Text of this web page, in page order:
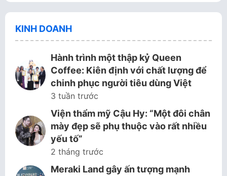
KINH DOANH
Hành trình một thập kỷ Queen
Coffee: Kiên định với chất lượng để
chinh phục người tiêu dùng Việt
3 tuần trước
Viện thẩm mỹ Cậu Hy: “Một đôi chân
mày đẹp sẽ phụ thuộc vào rất nhiều
yếu tố”
2 tháng trước
Meraki Land gây ấn tượng mạnh